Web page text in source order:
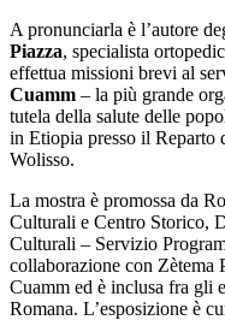
A pronunciarla è l’autore
Piazza, specialista
effettua missioni brevi al
Cuamm – la più grande
tutela della salute delle
in Etiopia presso il Reparto
Wolisso.
La mostra è promossa da
Culturali e Centro Storico,
Culturali – Servizio
collaborazione con Zètema
Cuamm ed è inclusa fra gli
Romana. L’esposizione è